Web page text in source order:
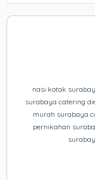
nasi kotak
surabaya catering
murah surabaya
pernikahan